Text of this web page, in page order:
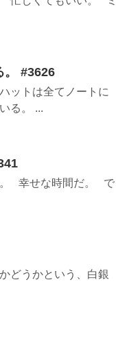
。 #3626
ットは全てノートに
る。 ...
。 幸せな時間だ。 で
どうかという、白銀